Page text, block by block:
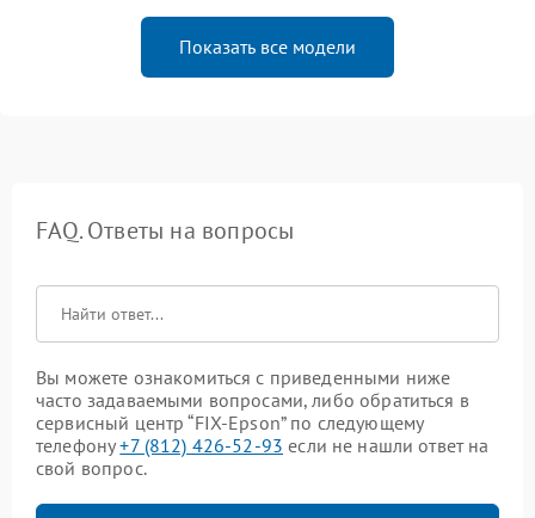
Показать все модели
FAQ. Ответы на вопросы
Вы можете ознакомиться с приведенными ниже
часто задаваемыми вопросами, либо обратиться в
сервисный центр “FIX-Epson” по следующему
телефону+7 (812) 426-52-93 если не нашли ответ на
свой вопрос.